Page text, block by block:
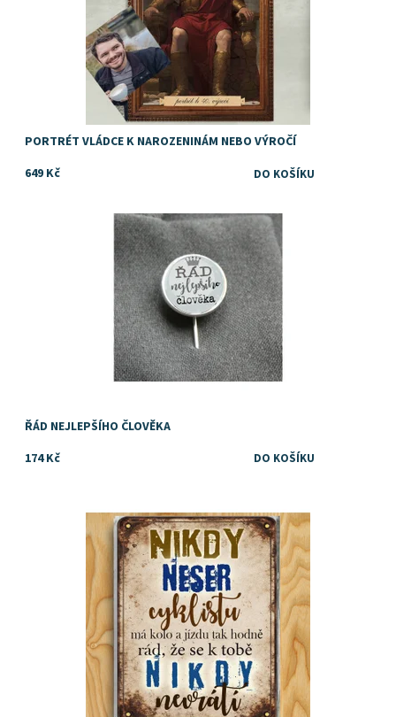
PORTRÉT VLÁDCE K NAROZENINÁM NEBO VÝROČÍ
649 Kč
Skladem
ŘÁD NEJLEPŠÍHO ČLOVĚKA
174 Kč
vtipný Dárek pro cyklistu
Dostupnost:
Skladem